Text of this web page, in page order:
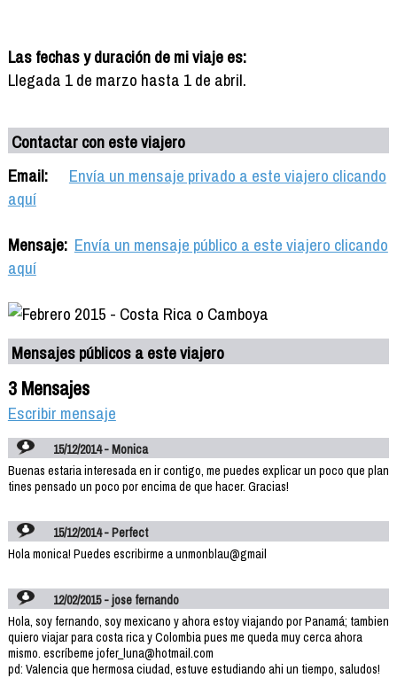
Las fechas y duración de mi viaje es:
Llegada 1 de marzo hasta 1 de abril.
Contactar con este viajero
Email:
Envía un mensaje privado a este viajero clicando
aquí
Mensaje: Envía un mensaje público a este viajero clicando
aquí
Mensajes públicos a este viajero
3 Mensajes
Escribir mensaje
15/12/2014 - Monica
Buenas estaria interesada en ir contigo, me puedes explicar un poco que plan
tines pensado un poco por encima de que hacer. Gracias!
15/12/2014 - Perfect
Hola monica! Puedes escribirme a unmonblau@gmail
12/02/2015 - jose fernando
Hola, soy fernando, soy mexicano y ahora estoy viajando por Panamá; tambien
quiero viajar para costa rica y Colombia pues me queda muy cerca ahora
mismo. escríbeme jofer_luna@hotmail.com
pd: Valencia que hermosa ciudad, estuve estudiando ahi un tiempo, saludos!